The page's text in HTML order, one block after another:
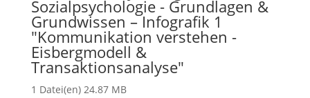
Sozialpsychologie - Grundlagen &
Grundwissen – Infografik 1
"Kommunikation verstehen -
Eisbergmodell &
Transaktionsanalyse"
1 Datei(en) 24.87 MB